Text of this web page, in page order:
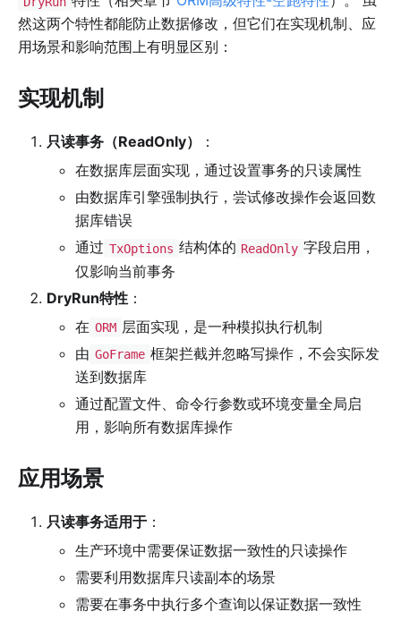
然这两个特性都能防止数据修改，但它们在实现机制、应
用场景和影响范围上有明显区别：
实现机制
只读事务（ReadOnly）
：
在数据库层面实现，通过设置事务的只读属性
由数据库引擎强制执行，尝试修改操作会返回数
据库错误
通过 TxOptions 结构体的 ReadOnly 字段启用，
仅影响当前事务
DryRun特性 ：
在 ORM 层面实现，是一种模拟执行机制
由 GoFrame 框架拦截并忽略写操作，不会实际发
送到数据库
通过配置文件、命令行参数或环境变量全局启
用，影响所有数据库操作
应用场景
只读事务适用于 ：
生产环境中需要保证数据一致性的只读操作
需要利用数据库只读副本的场景
需要在事务中执行多个查询以保证数据一致性